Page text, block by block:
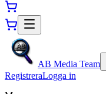
AB Media Team
RegistreraLogga in